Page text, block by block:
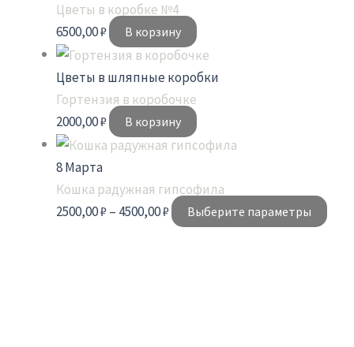
Цветы в коробке №4
6500,00₽ В корзину
Цветы в шляпные коробки
Гортензия в коробочке
2000,00₽ В корзину
8 Марта
Кошка радужная гипсофила
2500,00₽– 4500,00₽ Выберите параметры